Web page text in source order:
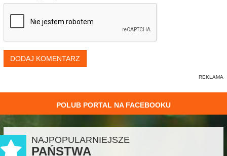
DODAJ KOMENTARZ
POLUB PORTAL NA FACEBOOKU
NAJPOPULARNIEJSZE
PAŃSTWA